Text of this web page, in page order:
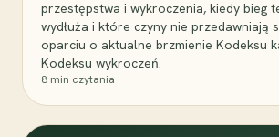
przestępstwa i wykroczenia, kiedy bieg
wydłuża i które czyny nie przedawniają
oparciu o aktualne brzmienie Kodeksu
Kodeksu wykroczeń.
8 min czytania